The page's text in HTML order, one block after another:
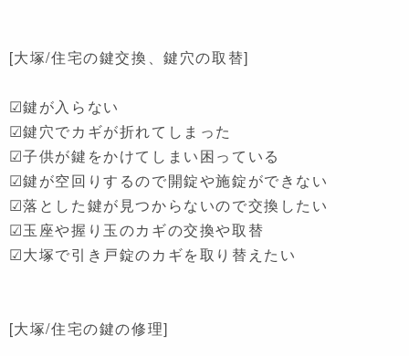
[大塚/住宅の鍵交換、鍵穴の取替]
☑鍵が入らない
☑鍵穴でカギが折れてしまった
☑子供が鍵をかけてしまい困っている
☑鍵が空回りするので開錠や施錠ができない
☑落とした鍵が見つからないので交換したい
☑玉座や握り玉のカギの交換や取替
☑大塚で引き戸錠のカギを取り替えたい
[大塚/住宅の鍵の修理]